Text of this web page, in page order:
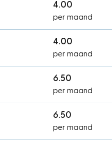
4.00
per maand
4.00
per maand
6.50
per maand
6.50
per maand